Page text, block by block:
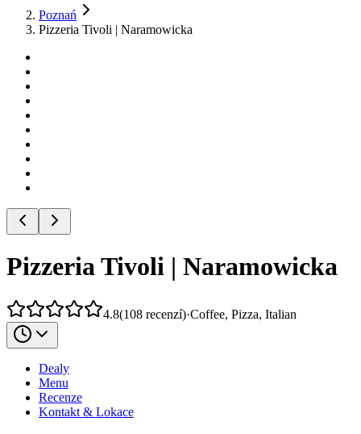
Poznań
Pizzeria Tivoli | Naramowicka
Pizzeria Tivoli | Naramowicka
4.8(108 recenzí)·Coffee, Pizza, Italian
Dealy
Menu
Recenze
Kontakt & Lokace